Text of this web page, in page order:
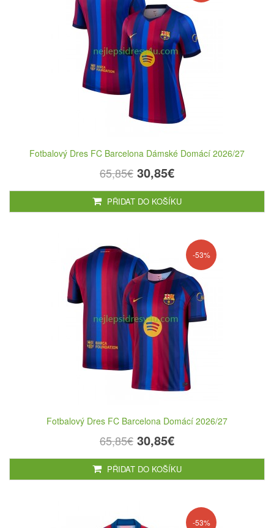
Fotbalový Dres FC Barcelona Dámské Domácí 2026/27
65,85€ 30,85€
PŘIDAT DO KOŠÍKU
-53%
Fotbalový Dres FC Barcelona Domácí 2026/27
65,85€ 30,85€
PŘIDAT DO KOŠÍKU
-53%